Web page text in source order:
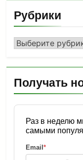
Рубрики
Рубрики
Получать
Раз в неделю
самыми
Email *